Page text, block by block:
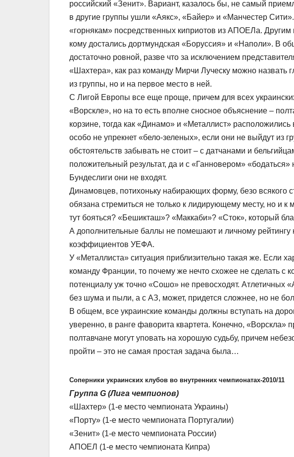
российский «Зенит». Вариант, казалось бы, не самый
в другие группы ушли «Аякс», «Байер» и «Манчестер
«горнякам» посредственных киприотов из АПОЕЛа.
кому достались дортмундская «Боруссия» и «Наполи». В
достаточно ровной, разве что за исключением
«Шахтера», как раз команду Мирчи Луческу можно назвать
из группы, но и на первое место в ней.
С Лигой Европы все еще проще, причем для всех
«Ворскле», но на то есть вполне сносное объяснение –
корзине, тогда как «Динамо» и «Металлист»
особо не упрекнет «бело-зеленых», если они не выйдут из
обстоятельств забывать не стоит – с датчанами и
положительный результат, да и с «Ганновером»
Бундеслиги они не входят.
Динамовцев, потихоньку набирающих форму, безо всякого
обязана стремиться не только к лидирующему месту, но и к
тут бояться? «Бешикташ»? «Маккаби»? «Сток», который
А дополнительные баллы не помешают и личному рейтингу
коэффициентов УЕФА.
У «Металлиста» ситуация приблизительно такая же. Если
команду Франции, то почему же нечто схожее не сделать с
потенциалу уж точно «Сошо» не превосходят. Атлетичных
без шума и пыли, а с АЗ, может, придется сложнее, но не
В общем, все украинские команды должны вступать на
уверенно, в ранге фаворита квартета. Конечно, «Ворскла»
полтавчане могут уповать на хорошую судьбу, причем
пройти – это не самая простая задача была…
Соперники украинских клубов во внутренних чемпионатах-2010/11
Группа G (Лига чемпионов)
«Шахтер» (1-е место чемпионата Украины)
«Порту» (1-е место чемпионата Португалии)
«Зенит» (1-е место чемпионата России)
АПОЕЛ (1-е место чемпионата Кипра)